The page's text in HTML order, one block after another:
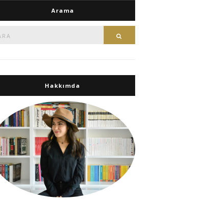
Arama
Hakkımda